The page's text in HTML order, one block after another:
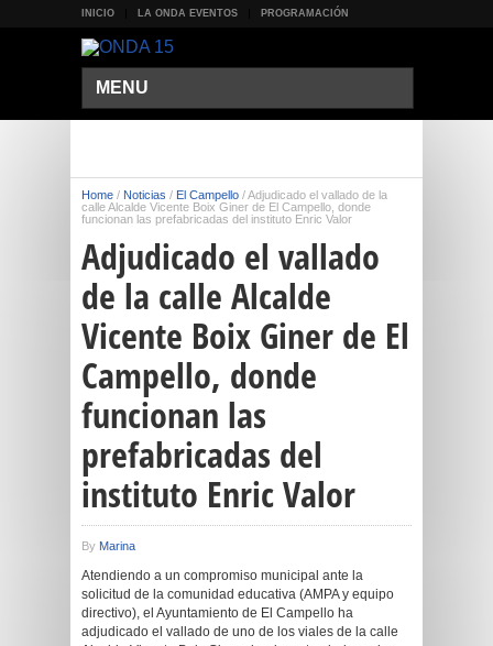
INICIO LA ONDA EVENTOS PROGRAMACIÓN
MENU
Home / Noticias / El Campello /Adjudicado el vallado de la
calle Alcalde Vicente Boix Giner de El Campello, donde
funcionan las prefabricadas del instituto Enric Valor
Adjudicado el vallado
de la calle Alcalde
Vicente Boix Giner de El
Campello, donde
funcionan las
prefabricadas del
instituto Enric Valor
By Marina
Atendiendo a un compromiso municipal ante la
solicitud de la comunidad educativa (AMPA y equipo
directivo), el Ayuntamiento de El Campello ha
adjudicado el vallado de uno de los viales de la calle